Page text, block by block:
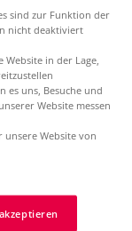
sind zur Funktion der
nicht deaktiviert
in der Lage,
es uns, Besuche und
Website messen
Website von